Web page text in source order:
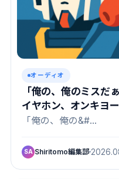
オーディオ
「俺の、俺のミスだ
イヤホン、オンキヨ
開始
「俺の、俺の&#…
SA Shiritomo編集部